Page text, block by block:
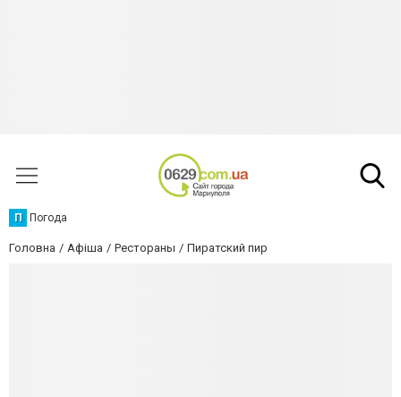
П Погода
Головна Афіша Рестораны Пиратский пир